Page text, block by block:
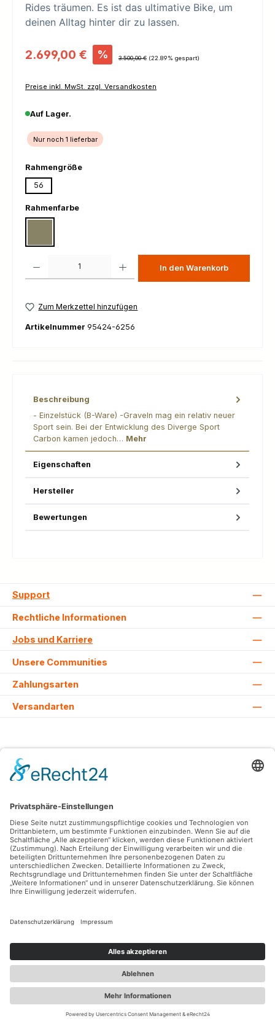
Rides träumen. Es ist das ultimative Bike, um
deinen Alltag hinter dir zu lassen.
Verkaufspreis:
2.699,00 € % Regulärer Preis:
3.500,00 € (22.89% gespart)
Preise inkl. MwSt. zzgl. Versandkosten
Auf Lager.
Nur noch 1 lieferbar
Rahmengrößeauswählen
56
Rahmenfarbeauswählen
In den Warenkorb
Zum Merkzettel hinzufügen
Artikelnummer 95424-6256
Beschreibung
- Einzelstück (B-Ware) -Graveln mag ein relativ neuer
Sport sein. Bei der Entwicklung des Diverge Sport
Carbon kamen jedoch… Mehr
Eigenschaften
Hersteller
Bewertungen
Support
Rechtliche Informationen
Jobs und Karriere
Unsere Communities
Zahlungsarten
Versandarten
Alle Preise inkl. gesetzl. Mehrwertsteuer zzgl.
und ggf.
Nachnahmegebühren, wenn nicht anders angegeben.
© 2026 Lovehurts Bikes - Alle Rechte vorbehalten. Theme by